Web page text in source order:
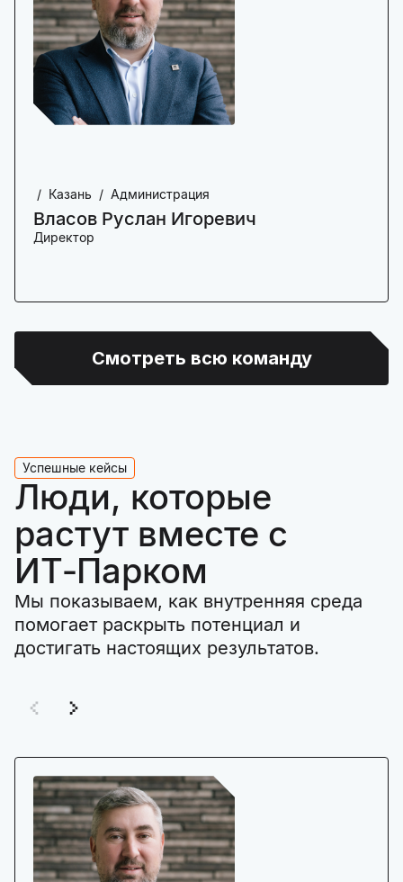
Казань Администрация
Власов Руслан Игоревич
Директор
Смотреть всю команду
Успешные кейсы
Люди, которые
растут вместе с
ИТ‑Парком
Мы показываем, как внутренняя среда
помогает раскрыть потенциал и
достигать настоящих результатов.